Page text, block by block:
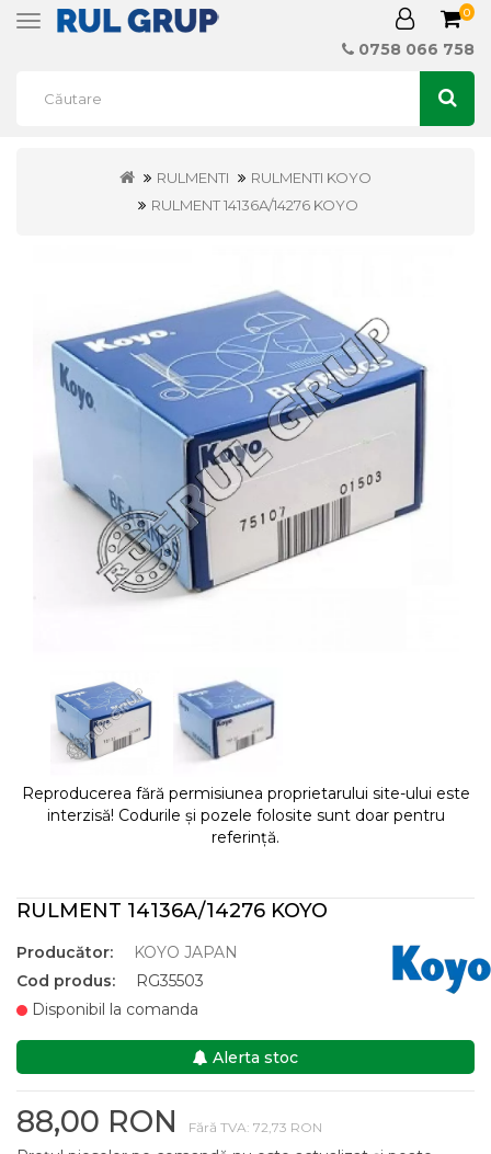
Toggle
0
0758 066 758
RULMENTI
RULMENTI KOYO
RULMENT 14136A/14276 KOYO
Reproducerea fără permisiunea proprietarului site-ului este
interzisă! Codurile și pozele folosite sunt doar pentru
referință.
RULMENT 14136A/14276 KOYO
Producător:
KOYO JAPAN
Cod produs:
RG35503
Disponibil la comanda
Alerta stoc
88,00 RON Fără TVA: 72,73 RON